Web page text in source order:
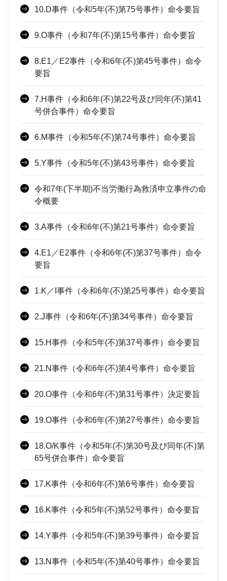
10.D事件（令和5年(不)第75号事件）命令要旨
9.O事件（令和7年(不)第15号事件）命令要旨
8.E1／E2事件（令和6年(不)第45号事件）命令
要旨
7.H事件（令和6年(不)第22号及び同年(不)第41
号併合事件）命令要旨
6.M事件（令和5年(不)第74号事件）命令要旨
5.Y事件（令和5年(不)第43号事件）命令要旨
令和7年(下半期)不当労働行為救済申立事件の命
令概要
3.A事件（令和6年(不)第21号事件）命令要旨
4.E1／E2事件（令和6年(不)第37号事件）命令
要旨
1.K／I事件（令和6年(不)第25号事件）命令要旨
2.J事件（令和6年(不)第34号事件）命令要旨
15.H事件（令和5年(不)第37号事件）命令要旨
21.N事件（令和6年(不)第4号事件）命令要旨
20.O事件（令和6年(不)第31号事件）決定要旨
19.O事件（令和6年(不)第27号事件）命令要旨
18.O/K事件（令和5年(不)第30号及び同年(不)第
65号併合事件）命令要旨
17.K事件（令和6年(不)第6号事件）命令要旨
16.K事件（令和5年(不)第52号事件）命令要旨
14.Y事件（令和5年(不)第39号事件）命令要旨
13.N事件（令和5年(不)第40号事件）命令要旨